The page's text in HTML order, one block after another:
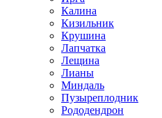
Калина
Кизильник
Крушина
Лапчатка
Лещина
Лианы
Миндаль
Пузыреплодник
Рододендрон